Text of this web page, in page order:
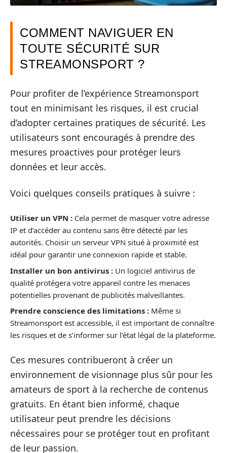
COMMENT NAVIGUER EN
TOUTE SÉCURITÉ SUR
STREAMONSPORT ?
Pour profiter de l’expérience Streamonsport
tout en minimisant les risques, il est crucial
d’adopter certaines pratiques de sécurité. Les
utilisateurs sont encouragés à prendre des
mesures proactives pour protéger leurs
données et leur accès.
Voici quelques conseils pratiques à suivre :
Utiliser un VPN : Cela permet de masquer votre adresse
IP et d’accéder au contenu sans être détecté par les
autorités. Choisir un serveur VPN situé à proximité est
idéal pour garantir une connexion rapide et stable.
Installer un bon antivirus : Un logiciel antivirus de
qualité protégera votre appareil contre les menaces
potentielles provenant de publicités malveillantes.
Prendre conscience des limitations : Même si
Streamonsport est accessible, il est important de connaître
les risques et de s’informer sur l’état légal de la plateforme.
Ces mesures contribueront à créer un
environnement de visionnage plus sûr pour les
amateurs de sport à la recherche de contenus
gratuits. En étant bien informé, chaque
utilisateur peut prendre les décisions
nécessaires pour se protéger tout en profitant
de leur passion.